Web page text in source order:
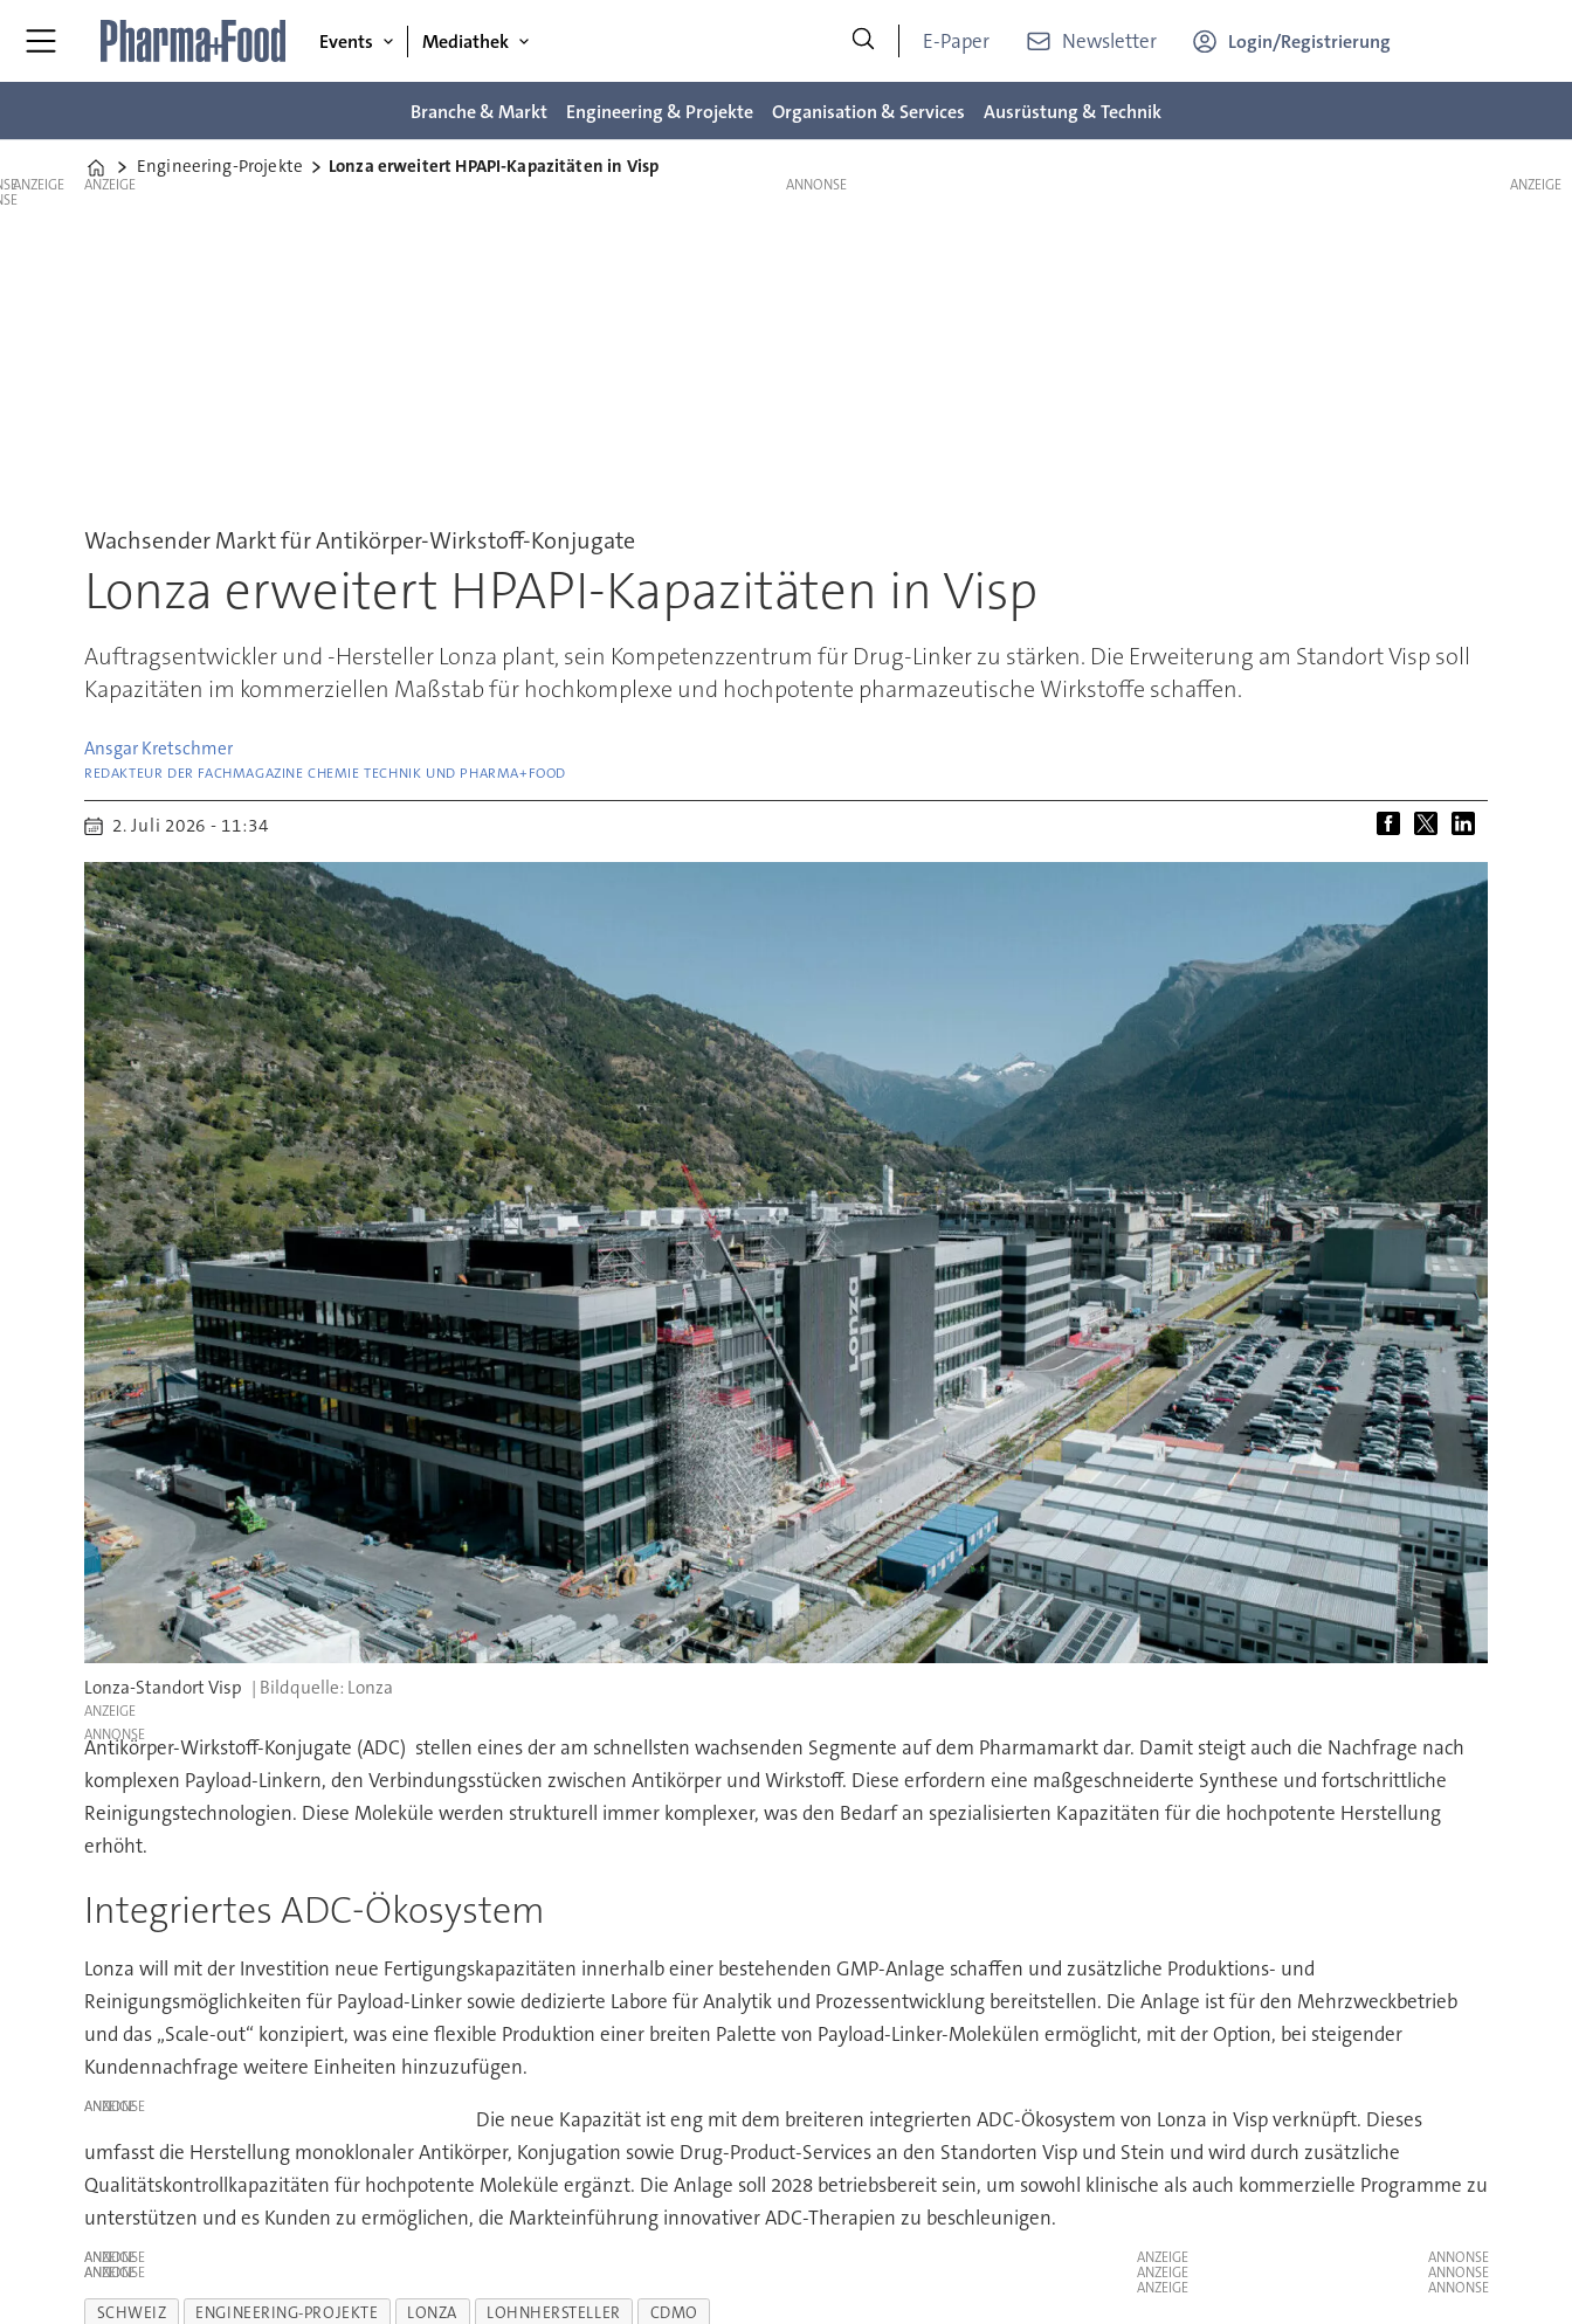
Events Mediathek E-Paper Newsletter Login/Registrierung
Branche & Markt Engineering & Projekte Organisation & Services Ausrüstung & Technik
Home
Engineering-Projekte Lonza erweitert HPAPI-Kapazitäten in Visp
ANZEIGE ANZEIGE
Wachsender Markt für Antikörper-Wirkstoff-Konjugate
Lonza erweitert HPAPI-Kapazitäten in Visp
Auftragsentwickler und -Hersteller Lonza plant, sein Kompetenzzentrum für Drug-Linker zu stärken. Die Erweiterung am Standort Visp soll
Kapazitäten im kommerziellen Maßstab für hochkomplexe und hochpotente pharmazeutische Wirkstoffe schaffen.
Ansgar Kretschmer
REDAKTEUR DER FACHMAGAZINE CHEMIE TECHNIK UND PHARMA+FOOD
2. Juli 2026 - 11:34
Lonza-Standort Visp Lonza
ANZEIGE
Antikörper-Wirkstoff-Konjugate (ADC) stellen eines der am schnellsten wachsenden Segmente auf dem Pharmamarkt dar. Damit steigt auch die Nachfrage nach
komplexen Payload-Linkern, den Verbindungsstücken zwischen Antikörper und Wirkstoff. Diese erfordern eine maßgeschneiderte Synthese und fortschrittliche
Reinigungstechnologien. Diese Moleküle werden strukturell immer komplexer, was den Bedarf an spezialisierten Kapazitäten für die hochpotente Herstellung
erhöht.
Integriertes ADC-Ökosystem
Lonza will mit der Investition neue Fertigungskapazitäten innerhalb einer bestehenden GMP-Anlage schaffen und zusätzliche Produktions- und
Reinigungsmöglichkeiten für Payload-Linker sowie dedizierte Labore für Analytik und Prozessentwicklung bereitstellen. Die Anlage ist für den Mehrzweckbetrieb
und das „Scale-out“ konzipiert, was eine flexible Produktion einer breiten Palette von Payload-Linker-Molekülen ermöglicht, mit der Option, bei steigender
Kundennachfrage weitere Einheiten hinzuzufügen.
ANZEIGE
Die neue Kapazität ist eng mit dem breiteren integrierten ADC-Ökosystem von Lonza in Visp verknüpft. Dieses
umfasst die Herstellung monoklonaler Antikörper, Konjugation sowie Drug-Product-Services an den Standorten Visp und Stein und wird durch zusätzliche
Qualitätskontrollkapazitäten für hochpotente Moleküle ergänzt. Die Anlage soll 2028 betriebsbereit sein, um sowohl klinische als auch kommerzielle Programme zu
unterstützen und es Kunden zu ermöglichen, die Markteinführung innovativer ADC-Therapien zu beschleunigen.
ANZEIGE
ANZEIGE
ANZEIGE
ANZEIGE
ANZEIGE
SCHWEIZ ENGINEERING-PROJEKTE LONZA LOHNHERSTELLER CDMO
ANZEIGE